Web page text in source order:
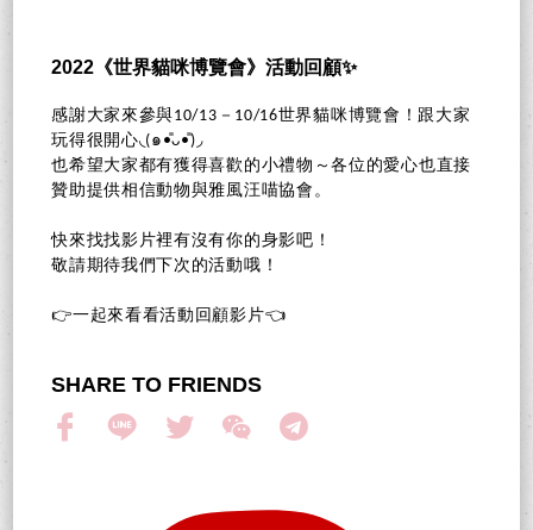
2022《世界貓咪博覽會》活動回顧✨
感謝大家來參與10/13－10/16世界貓咪博覽會！跟大家
玩得很開心◟(๑•͈ᴗ•͈)◞
也希望大家都有獲得喜歡的小禮物～各位的愛心也直接
贊助提供相信動物與雅風汪喵協會。
快來找找影片裡有沒有你的身影吧！
敬請期待我們下次的活動哦！
👉一起來看看活動回顧影片👈
SHARE TO FRIENDS